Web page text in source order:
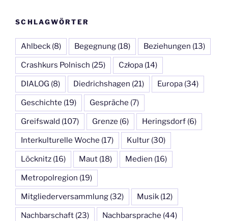
SCHLAGWÖRTER
Ahlbeck (8) Begegnung (18) Beziehungen (13)
Crashkurs Polnisch (25) Człopa (14)
DIALOG (8) Diedrichshagen (21) Europa (34)
Geschichte (19) Gespräche (7)
Greifswald (107) Grenze (6) Heringsdorf (6)
Interkulturelle Woche (17) Kultur (30)
Löcknitz (16) Maut (18) Medien (16)
Metropolregion (19)
Mitgliederversammlung (32) Musik (12)
Nachbarschaft (23) Nachbarsprache (44)